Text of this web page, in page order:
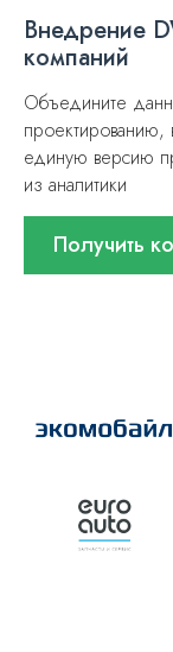
Внедрение
компаний
Объедините
проектированию,
единую версию
из аналитики
Получить